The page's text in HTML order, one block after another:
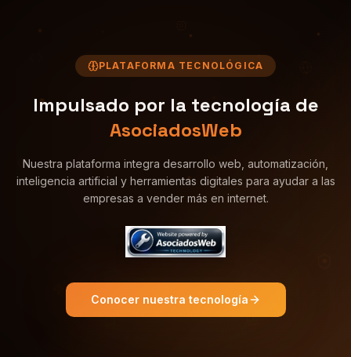
PLATAFORMA TECNOLÓGICA
Impulsado por la tecnología de
AsociadosWeb
Nuestra plataforma integra desarrollo web, automatización,
inteligencia artificial y herramientas digitales para ayudar a las
empresas a vender más en internet.
Conocer nuestra tecnología